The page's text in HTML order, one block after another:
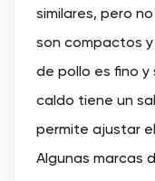
similares, pero
son compactos
de pollo es fino y
caldo tiene un
permite ajustar
Algunas marcas